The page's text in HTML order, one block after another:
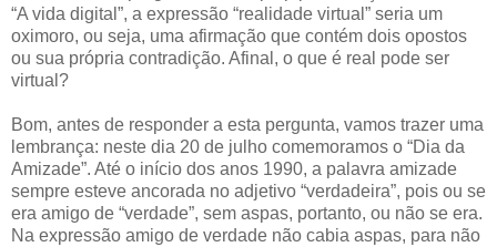
“A vida digital”, a expressão “realidade virtual” seria um
oximoro, ou seja, uma afirmação que contém dois opostos
ou sua própria contradição. Afinal, o que é real pode ser
virtual?
Bom, antes de responder a esta pergunta, vamos trazer uma
lembrança: neste dia 20 de julho comemoramos o “Dia da
Amizade”. Até o início dos anos 1990, a palavra amizade
sempre esteve ancorada no adjetivo “verdadeira”, pois ou se
era amigo de “verdade”, sem aspas, portanto, ou não se era.
Na expressão amigo de verdade não cabia aspas, para não